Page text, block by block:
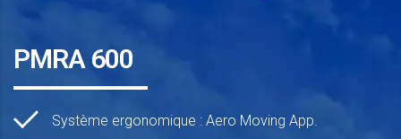
PMRA 600
Système ergonomique : Aero Moving App.